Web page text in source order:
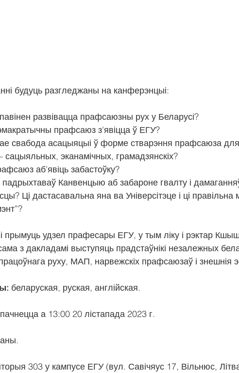
будуць разгледжаны на канферэнцыі:
і павінен развівацца прафсаюзны рух у Беларусі?
дэмакратычны прафсаюз з'явіцца ў ЕГУ?
сацыяльных, эканамічных, грамадзянскіх?
прафсаюз аб'явіць забастоўку?
Ці дастасавальна яна ва Універсітэце і ці
прымуць удзел прафесары ЕГУ, у тым ліку і рэктар
з дакладамі выступяць прадстаўнікі незалежных
руху, МАП, нарвежскіх прафсаюзаў і знешнія
беларуская, руская, англійская.
а 13:00 20 лістапада 2023 г.
303 у кампусе ЕГУ (вул. Савічяус 17, Вільнюс,